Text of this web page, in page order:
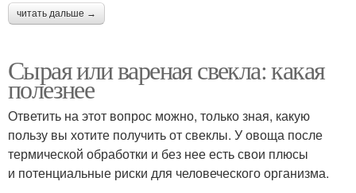
читать дальше →
Сырая или вареная свекла: какая
полезнее
Ответить на этот вопрос можно, только зная, какую
пользу вы хотите получить от свеклы. У овоща после
термической обработки и без нее есть свои плюсы
и потенциальные риски для человеческого организма.